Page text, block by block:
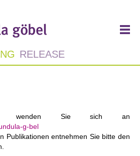
RELEASE
wenden Sie sich an
g-bel
Publikationen entnehmen Sie bitte den